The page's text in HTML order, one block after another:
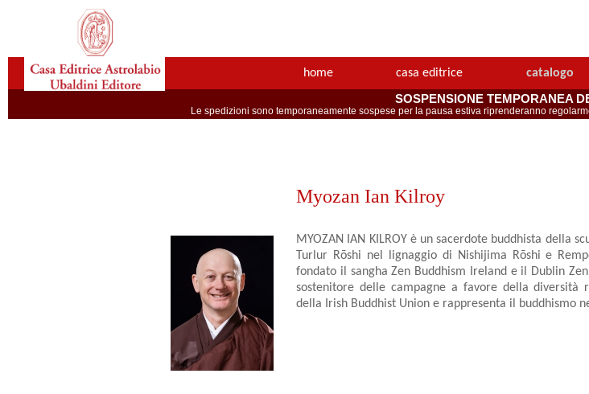
home casa editrice catalogo
SOSPENSIONE TEMPORANEA
Le spedizioni sono temporaneamente sospese per la pausa estiva riprenderanno
Myozan Ian Kilroy
MYOZAN IAN KILROY è un sacerdote buddhista della
Turlur Rōshi nel lignaggio di Nishijima Rōshi e
fondato il sangha Zen Buddhism Ireland e il Dublin
sostenitore delle campagne a favore della
della Irish Buddhist Union e rappresenta il buddhismo